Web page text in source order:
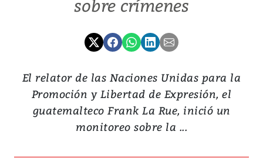
sobre crímenes
El relator de las Naciones Unidas para la
Promoción y Libertad de Expresión, el
guatemalteco Frank La Rue, inició un
monitoreo sobre la ...